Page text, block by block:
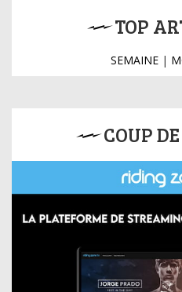
TOP
SEMAINE|
COUP